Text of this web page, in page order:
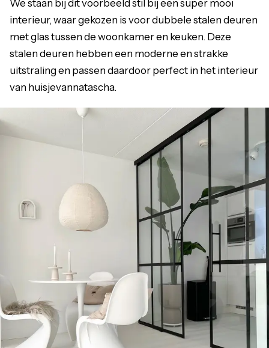
We staan bij dit voorbeeld stil bij een super mooi
interieur, waar gekozen is voor dubbele stalen deuren
met glas tussen de woonkamer en keuken. Deze
stalen deuren hebben een moderne en strakke
uitstraling en passen daardoor perfect in het interieur
van huisjevannatascha.